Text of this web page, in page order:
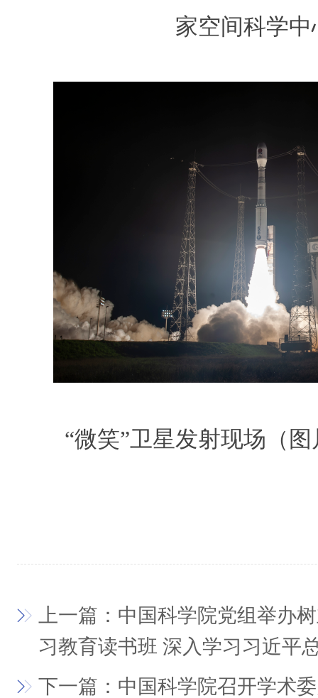
家空间科学中
“微笑”卫星发射现场（
上一篇：中国科学院党组举办
习教育读书班 深入学习习近平
下一篇：中国科学院召开学术